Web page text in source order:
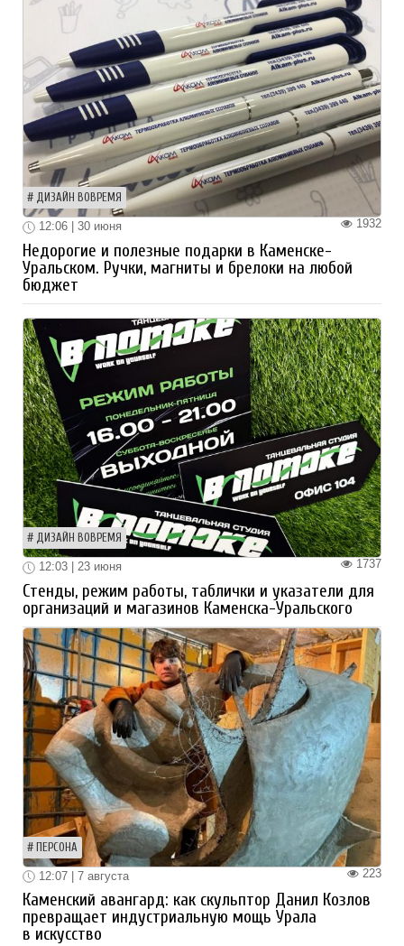
ДИЗАЙН ВОВРЕМЯ
1932
12:06 | 30 июня
Недорогие и полезные подарки в Каменске-
Уральском. Ручки, магниты и брелоки на любой
бюджет
ДИЗАЙН ВОВРЕМЯ
1737
12:03 | 23 июня
Стенды, режим работы, таблички и указатели для
организаций и магазинов Каменска-Уральского
ПЕРСОНА
223
12:07 | 7 августа
Каменский авангард: как скульптор Данил Козлов
превращает индустриальную мощь Урала
в искусство